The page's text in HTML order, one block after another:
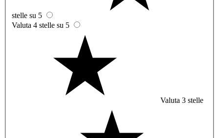
stelle su 5
Valuta 4 stelle su 5
Valuta 3 stelle